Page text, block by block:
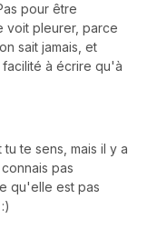
pour être
voit pleurer, parce
sait jamais, et
à écrire qu'à
te sens, mais il y a
pas
qu'elle est pas